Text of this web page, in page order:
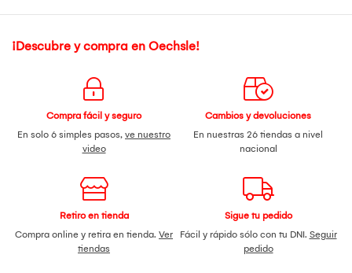
¡Descubre y compra en Oechsle!
Compra fácil y seguro
En solo 6 simples pasos, ve nuestro
video
Cambios y devoluciones
En nuestras 26 tiendas a nivel
nacional
Retiro en tienda
Compra online y retira en tienda. Ver
tiendas
Sigue tu pedido
Fácil y rápido sólo con tu DNI. Seguir
pedido